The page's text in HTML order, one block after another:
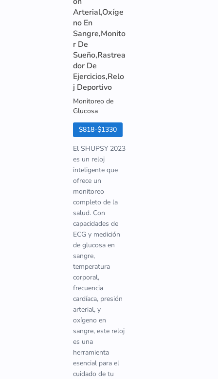
Arterial,Oxíge
no En
Sangre,Monito
r De
Sueño,Rastrea
dor De
Ejercicios,Relo
j Deportivo
Monitoreo de
Glucosa
$818-$1330
El SHUPSY 2023
es un reloj
inteligente que
ofrece un
monitoreo
completo de la
salud. Con
capacidades de
ECG y medición
de glucosa en
sangre,
temperatura
corporal,
frecuencia
cardíaca, presión
arterial, y
oxígeno en
sangre, este reloj
es una
herramienta
esencial para el
cuidado de tu